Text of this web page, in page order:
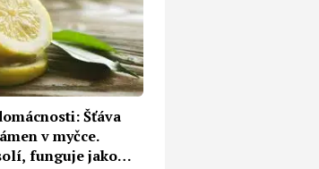
Šťáva
v myčce.
funguje jako